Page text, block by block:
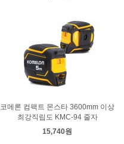
코메론 컴팩트 몬스타 3600mm 이상
최강직립도 KMC-94 줄자
15,740원